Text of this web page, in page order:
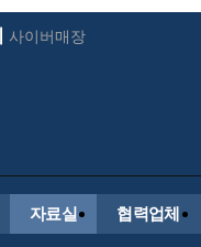
사이버매장
자료실 협력업체